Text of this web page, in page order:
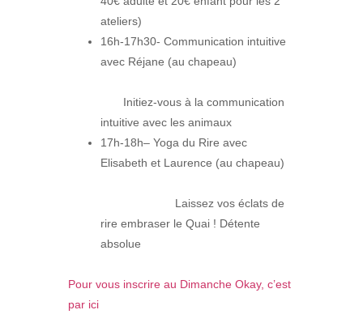
ateliers)
16h-17h30- Communication intuitive
avec Réjane (au chapeau)
Initiez-vous à la communication
intuitive avec les animaux
17h-18h– Yoga du Rire avec
Elisabeth et Laurence (au chapeau)
Laissez vos éclats de
rire embraser le Quai ! Détente
absolue
Pour vous inscrire au Dimanche Okay, c’est
par ici